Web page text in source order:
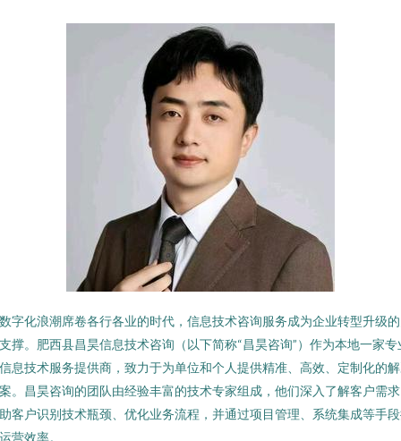
字化浪潮席卷各行各业的时代，信息技术咨询服务成为企业转型升级
撑。肥西县昌昊信息技术咨询（以下简称“昌昊咨询”）作为本地一家专
息技术服务提供商，致力于为单位和个人提供精准、高效、定制化的
。昌昊咨询的团队由经验丰富的技术专家组成，他们深入了解客户需
客户识别技术瓶颈、优化业务流程，并通过项目管理、系统集成等手
营效率。